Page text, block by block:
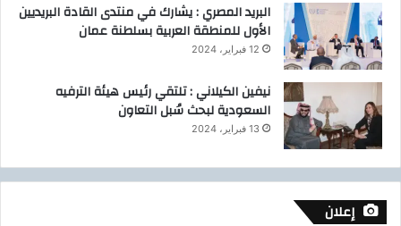
البريد المصري : يشارك في منتدى القادة البريديين
الأول للمنطقة العربية بسلطنة عمان
12 فبراير، 2024
نيفين الكيلاني : تلتقي رئيس هيئة الترفيه
السعودية لبحث سُبل التعاون
13 فبراير، 2024
إعلان